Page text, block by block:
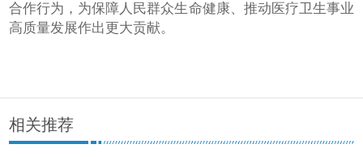
合作行为，为保障人民群众生命健康、推动医疗卫生事业
高质量发展作出更大贡献。
相关推荐